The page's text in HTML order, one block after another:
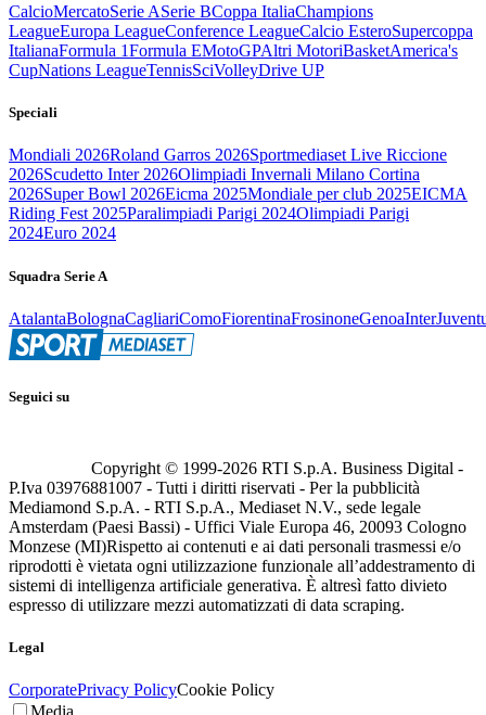
CalcioMercatoSerie ASerie BCoppa ItaliaChampions
LeagueEuropa LeagueConference LeagueCalcio EsteroSupercoppa
ItalianaFormula 1Formula EMotoGPAltri MotoriBasketAmerica's
CupNations LeagueTennisSciVolleyDrive UP
Speciali
Mondiali 2026Roland Garros 2026Sportmediaset Live Riccione
2026Scudetto Inter 2026Olimpiadi Invernali Milano Cortina
2026Super Bowl 2026Eicma 2025Mondiale per club 2025EICMA
Riding Fest 2025Paralimpiadi Parigi 2024Olimpiadi Parigi
2024Euro 2024
Squadra Serie A
AtalantaBolognaCagliariComoFiorentinaFrosinoneGenoaInter
Seguici su
Copyright © 1999-2026 RTI S.p.A. Business Digital -
P.Iva 03976881007 - Tutti i diritti riservati - Per la pubblicità
Mediamond S.p.A. - RTI S.p.A., Mediaset N.V., sede legale
Amsterdam (Paesi Bassi) - Uffici Viale Europa 46, 20093 Cologno
Monzese (MI)Rispetto ai contenuti e ai dati personali trasmessi e/o
riprodotti è vietata ogni utilizzazione funzionale all’addestramento di
sistemi di intelligenza artificiale generativa. È altresì fatto divieto
espresso di utilizzare mezzi automatizzati di data scraping.
Legal
CorporatePrivacy PolicyCookie Policy